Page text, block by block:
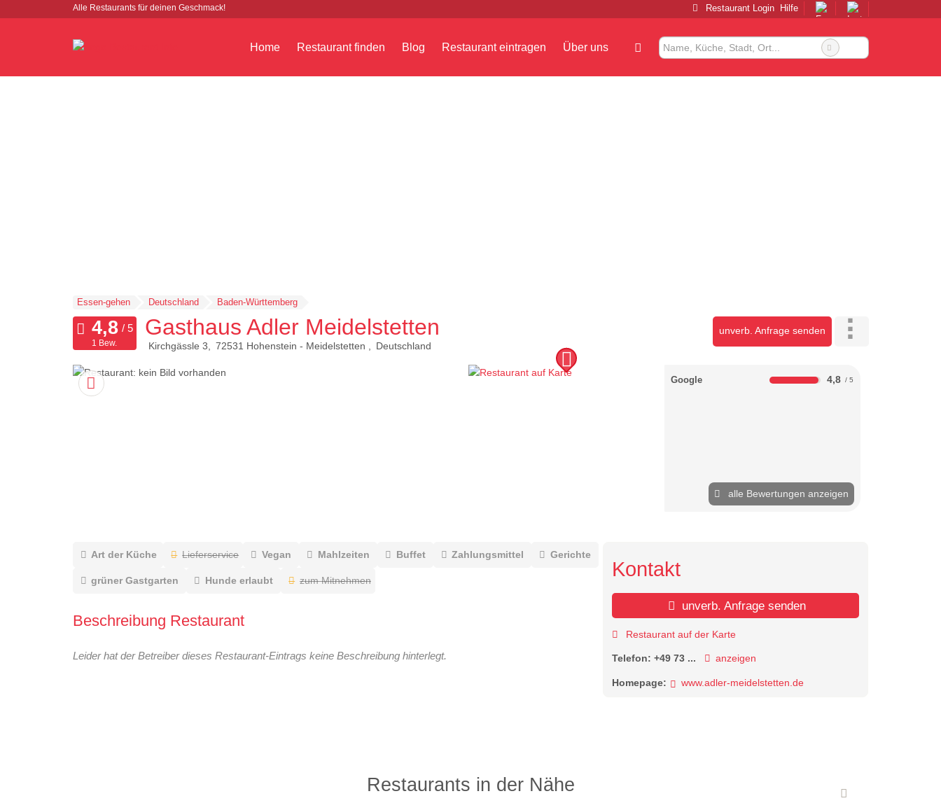
Alle Restaurants für deinen Geschmack! Restaurant Login Hilfe
Home Restaurant finden Blog Restaurant eintragen Über uns
Essen-gehen Deutschland Baden-Württemberg
Gasthaus Adler Meidelstetten
Kirchgässle 3 72531 Hohenstein - Meidelstetten Deutschland
unverb. Anfrage senden
1 Bew.
Google 4,8
alle Bewertungen anzeigen
Art der Küche Lieferservice Vegan Mahlzeiten Buffet Zahlungsmittel Gerichte
grüner Gastgarten Hunde erlaubt zum Mitnehmen
Beschreibung Restaurant
Leider hat der Betreiber dieses Restaurant-Eintrags keine Beschreibung hinterlegt.
Kontakt
unverb. Anfrage senden
Restaurant auf der Karte
Telefon:+49 73 ... anzeigen
Homepage: www.adler-meidelstetten.de
Restaurants in der Nähe